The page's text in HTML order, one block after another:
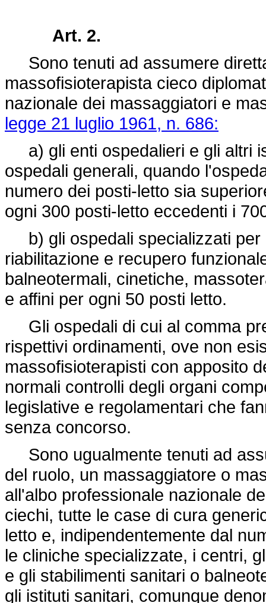
Art. 2.
Sono tenuti ad assumere
massofisioterapista cieco
nazionale dei massaggiatori e
legge 21 luglio 1961, n. 686:
a) gli enti ospedalieri e gli altri
ospedali generali, quando
numero dei posti-letto sia
ogni 300 posti-letto eccedenti i
b) gli ospedali specializzati per
riabilitazione e recupero
balneotermali, cinetiche,
e affini per ogni 50 posti letto.
Gli ospedali di cui al comma
rispettivi ordinamenti, ove non
massofisioterapisti con apposito
normali controlli degli organi
legislative e regolamentari che
senza concorso.
Sono ugualmente tenuti ad
del ruolo, un massaggiatore o
all'albo professionale nazionale
ciechi, tutte le case di cura
letto e, indipendentemente dal
le cliniche specializzate, i centri,
e gli stabilimenti sanitari o
gli istituti sanitari, comunque